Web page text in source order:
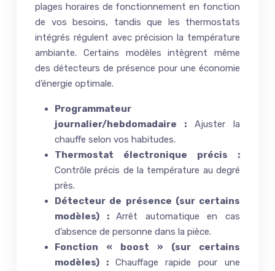
plages horaires de fonctionnement en fonction
de vos besoins, tandis que les thermostats
intégrés régulent avec précision la température
ambiante. Certains modèles intègrent même
des détecteurs de présence pour une économie
d’énergie optimale.
Programmateur
journalier/hebdomadaire : Ajuster la
chauffe selon vos habitudes.
Thermostat électronique précis :
Contrôle précis de la température au degré
près.
Détecteur de présence (sur certains
modèles) :Arrêt automatique en cas
d’absence de personne dans la pièce.
Fonction « boost » (sur certains
modèles) : Chauffage rapide pour une